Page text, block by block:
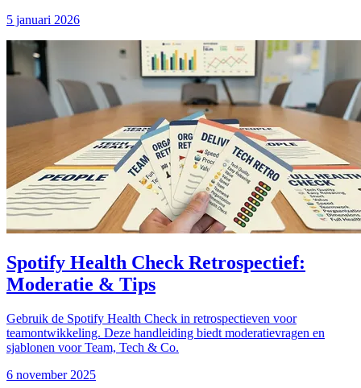
5 januari 2026
Spotify Health Check Retrospectief:
Moderatie & Tips
Gebruik de Spotify Health Check in retrospectieven voor
teamontwikkeling. Deze handleiding biedt moderatievragen en
sjablonen voor Team, Tech & Co.
6 november 2025